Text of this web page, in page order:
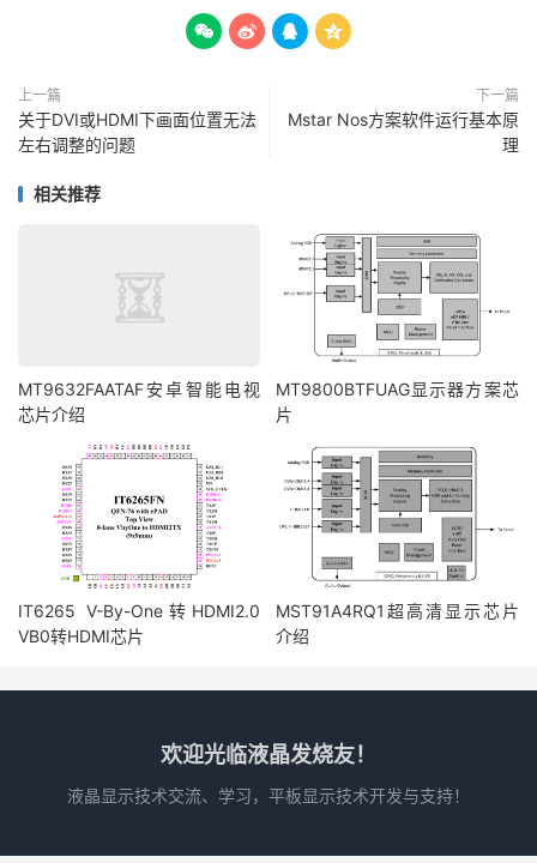
   
上一篇
关于DVI或HDMI下画面位置无法
左右调整的问题
下一篇
Mstar Nos方案软件运行基本原
理
相关推荐
MT9632FAATAF安卓智能电视
芯片介绍
MT9800BTFUAG显示器方案芯
片
IT6265 V-By-One转HDMI2.0
VB0转HDMI芯片
MST91A4RQ1超高清显示芯片
介绍
欢迎光临液晶发烧友！
液晶显示技术交流、学习，平板显示技术开发与支持！